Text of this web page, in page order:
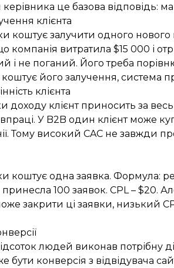
це базова відповідь:
клієнта
коштує залучити одного
компанія витратила $15 000 і
і не поганий. Його треба
коштує його залучення, система
клієнта
доходу клієнт приносить за
У B2B один клієнт може
Тому високий CAC не завжди
коштує одна заявка. Формула:
принесла 100 заявок. CPL – $20.
закрити ці заявки, низький
людей виконав потрібну
конверсія з відвідувача